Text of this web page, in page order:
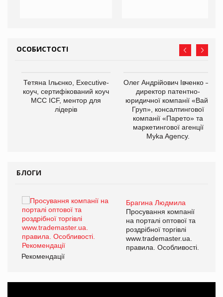
ОСОБИСТОСТІ
Тетяна Ільєнко, Executive-
коуч, сертифікований коуч
МСС ICF, ментор для
лідерів
Олег Андрійович Івченко —
директор патентно-
юридичної компанії «Вайз
Груп», консалтингової
компанії «Парето» та
маркетингової агенції
Myka Agency.
БЛОГИ
Брагина Людмила
Просування компанії
на порталі оптової та
роздрібної торгівлі
www.trademaster.ua.
правила. Особливості.
Рекомендації